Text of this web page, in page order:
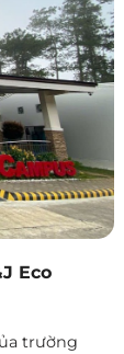
Eco
trường